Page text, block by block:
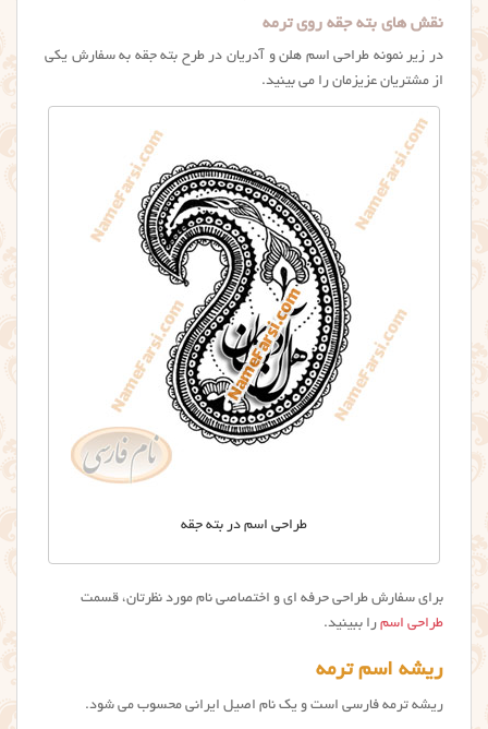
نقش های بته جقه روی ترمه
در زیر نمونه طراحی اسم هلن و آدریان در طرح بته جقه به سفارش یکی
از مشتریان عزیزمان را می بینید.
طراحی اسم در بته جقه
برای سفارش طراحی حرفه ای و اختصاصی نام مورد نظرتان، قسمت
طراحی اسم را ببینید.
ریشه اسم ترمه
ریشه ترمه فارسی است و یک نام اصیل ایرانی محسوب می شود.